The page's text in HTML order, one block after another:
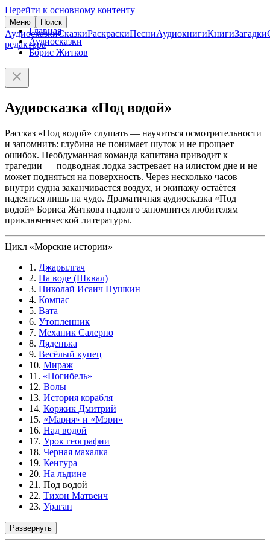
Перейти к основному контенту
Меню Поиск
АудиосказкиСказкиРаскраскиПесниАудиокнигиКнигиЗагадки
редактора
Главная
Аудиосказки
Борис Житков
Аудиосказка «Под водой»
Рассказ «Под водой» слушать — научиться осмотрительности
и запомнить: глубина не понимает шуток и не прощает
ошибок. Необдуманная команда капитана приводит к
трагедии — подводная лодка застревает на илистом дне и не
может подняться на поверхность. Через несколько часов
внутри судна заканчивается воздух, и экипажу остаётся
надеяться лишь на чудо. Драматичная аудиосказка «Под
водой» Бориса Житкова надолго запомнится любителям
приключенческой литературы.
Цикл «Морские истории»
1. Джарылгач
2. На воде (Шквал)
3. Николай Исаич Пушкин
4. Компас
5. Вата
6. Утопленник
7. Механик Салерно
8. Дяденька
9. Весёлый купец
10. Мираж
11. «Погибель»
12. Волы
13. История корабля
14. Коржик Дмитрий
15. «Мария» и «Мэри»
16. Над водой
17. Урок географии
18. Черная махалка
19. Кенгура
20. На льдине
21. Под водой
22. Тихон Матвеич
23. Ураган
Развернуть